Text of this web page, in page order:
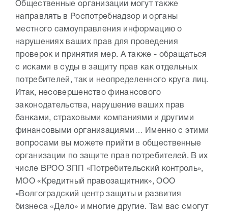
Общественные организации могут также
направлять в Роспотребнадзор и органы
местного самоуправления информацию о
нарушениях ваших прав для проведения
проверок и принятия мер. А также - обращаться
с исками в суды в защиту прав как отдельных
потребителей, так и неопределенного круга лиц.
Итак, несовершенство финансового
законодательства, нарушение ваших прав
банками, страховыми компаниями и другими
финансовыми организациями… Именно с этими
вопросами вы можете прийти в общественные
организации по защите прав потребителей. В их
числе ВРОО ЗПП «Потребительский контроль»,
МОО «Кредитный правозащитник», ООО
«Волгоградский центр защиты и развития
бизнеса «Дело» и многие другие. Там вас смогут